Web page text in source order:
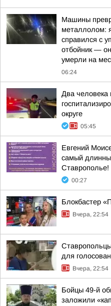
Машины
металлолом:
справился с
отбойник —
умерли на
06:24
Два человека
округе
05:45
Евгений
самый
Ставрополье!
00:27
Блокбастер
Вчера, 22:54
для
Вчера, 22:54
Бойцы 49-й
заложили